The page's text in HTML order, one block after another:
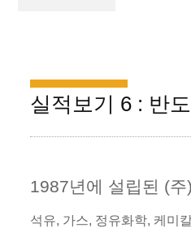
실적보기 6 : 반
1987년에 설립된 (
석유, 가스, 정유화학, 케미